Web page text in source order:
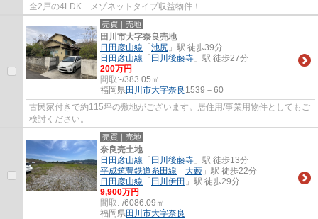
全2戸の4LDK メゾネットタイプ収益物件！
売買｜売地
田川市大字奈良売地
日田彦山線 「 池尻 」駅 徒歩39分
日田彦山線 「 田川後藤寺 」駅 徒歩27分
200万円
間取:-/383.05㎡
福岡県田川市大字奈良 1539－60
古民家付きで約115坪の敷地がございます。居住用/事業用物件としてもご
検討ください。
売買｜売地
奈良売土地
日田彦山線 「 田川後藤寺 」駅 徒歩13分
平成筑豊鉄道糸田線 「 大藪 」駅 徒歩22分
日田彦山線 「 田川伊田 」駅 徒歩29分
9,900万円
間取:-/6086.09㎡
福岡県田川市大字奈良